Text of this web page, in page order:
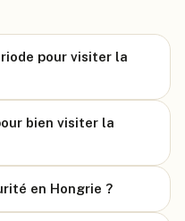
pour visiter la
bien visiter la
en Hongrie ?